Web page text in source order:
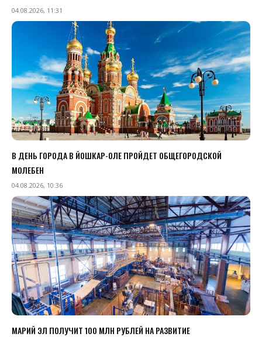
04.08.2026, 11:31
В ДЕНЬ ГОРОДА В ЙОШКАР-ОЛЕ ПРОЙДЕТ ОБЩЕГОРОДСКОЙ
МОЛЕБЕН
04.08.2026, 10:36
МАРИЙ ЭЛ ПОЛУЧИТ 100 МЛН РУБЛЕЙ НА РАЗВИТИЕ